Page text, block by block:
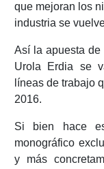
que mejoran los
industria se
Así la apuesta de
Urola Erdia se
líneas de trabajo
2016.
Si bien hace
monográfico
y más